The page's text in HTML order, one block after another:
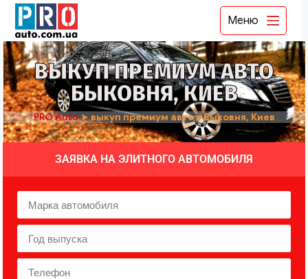
Меню
ВЫКУП ПРЕМИУМ АВТО
БЫКОВНЯ, КИЕВ
PRO Auto➤выкуп премиум авто в Быковня, Киев
ЗАЯВКА НА ЭЛИТНОГО АВТОМОБИЛЯ